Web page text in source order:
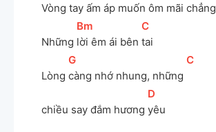
Vòng tay ấm áp muốn ôm mãi chẳng
Những
[Bm
lời êm ái bên
[
C
tai
Lòng
[
G
càng nhớ nhung, những
[
C
chiều say đắm hương
[D
yêu